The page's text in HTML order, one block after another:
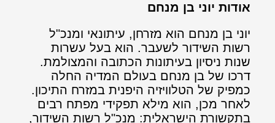
אודות יוני בן מנחם
יוני בן מנחם הוא מזרחן, עיתונאי ומנכ"ל
רשות השידור לשעבר. הוא בעל עשרות
שנות ניסיון בעיתונות הכתובה והמצולמת.
דרכו של בן מנחם בעולם המדיה החלה
כמפיק של הטלוויזיה היפנית במזרח התיכון.
לאחר מכן, הוא מילא תפקידי מפתח רבים
בתקשורת הישראלית: מנכ"ל רשות השידור,